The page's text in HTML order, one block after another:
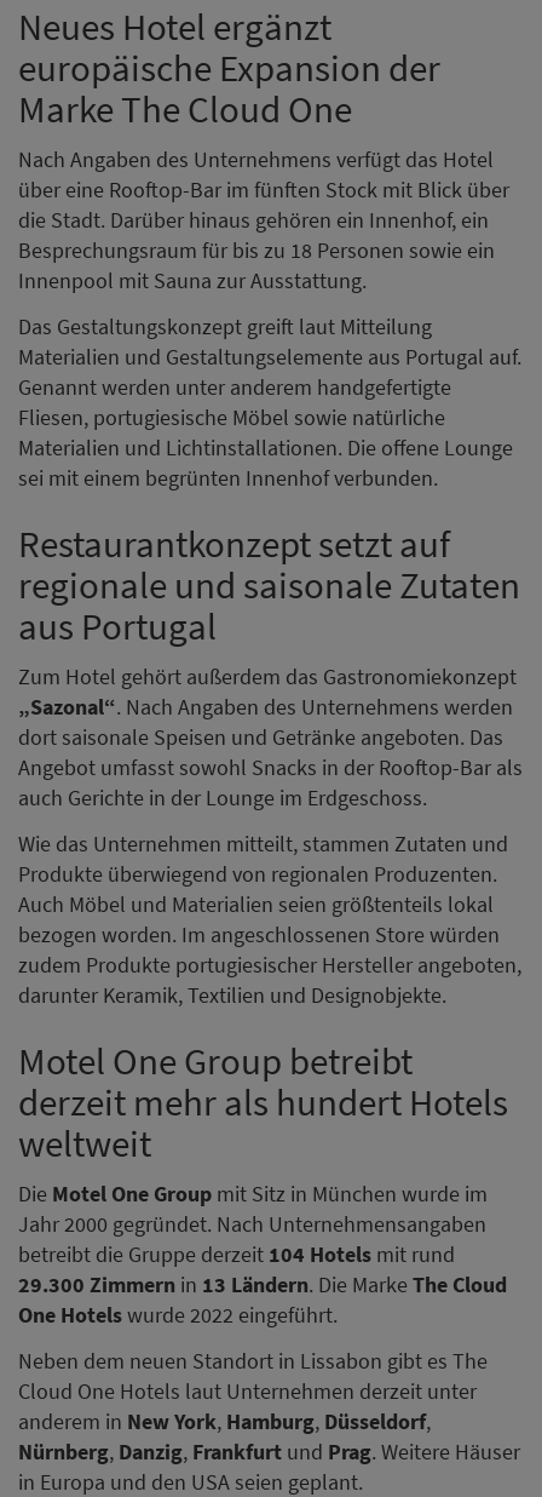
Neues Hotel ergänzt
europäische Expansion der
Marke The Cloud One
Nach Angaben des Unternehmens verfügt das Hotel
über eine Rooftop-Bar im fünften Stock mit Blick über
die Stadt. Darüber hinaus gehören ein Innenhof, ein
Besprechungsraum für bis zu 18 Personen sowie ein
Innenpool mit Sauna zur Ausstattung.
Das Gestaltungskonzept greift laut Mitteilung
Materialien und Gestaltungselemente aus Portugal auf.
Genannt werden unter anderem handgefertigte
Fliesen, portugiesische Möbel sowie natürliche
Materialien und Lichtinstallationen. Die offene Lounge
sei mit einem begrünten Innenhof verbunden.
Restaurantkonzept setzt auf
regionale und saisonale Zutaten
aus Portugal
Zum Hotel gehört außerdem das Gastronomiekonzept
„Sazonal“. Nach Angaben des Unternehmens werden
dort saisonale Speisen und Getränke angeboten. Das
Angebot umfasst sowohl Snacks in der Rooftop-Bar als
auch Gerichte in der Lounge im Erdgeschoss.
Wie das Unternehmen mitteilt, stammen Zutaten und
Produkte überwiegend von regionalen Produzenten.
Auch Möbel und Materialien seien größtenteils lokal
bezogen worden. Im angeschlossenen Store würden
zudem Produkte portugiesischer Hersteller angeboten,
darunter Keramik, Textilien und Designobjekte.
Motel One Group betreibt
derzeit mehr als hundert Hotels
weltweit
Die Motel One Group mit Sitz in München wurde im
Jahr 2000 gegründet. Nach Unternehmensangaben
betreibt die Gruppe derzeit 104 Hotels mit rund
29.300 Zimmern in 13 Ländern. Die Marke The Cloud
One Hotelswurde 2022 eingeführt.
Neben dem neuen Standort in Lissabon gibt es The
Cloud One Hotels laut Unternehmen derzeit unter
anderem in New York, Hamburg, Düsseldorf,
Nürnberg, Danzig, Frankfurt und Prag. Weitere Häuser
in Europa und den USA seien geplant.